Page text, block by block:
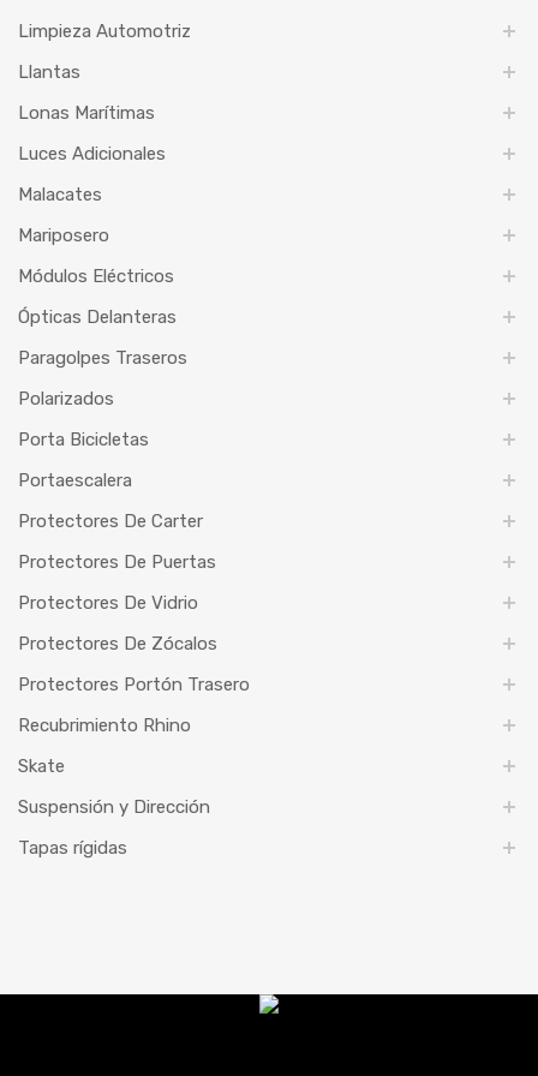
Limpieza Automotriz
Llantas
Lonas Marítimas
Luces Adicionales
Malacates
Mariposero
Módulos Eléctricos
Ópticas Delanteras
Paragolpes Traseros
Polarizados
Porta Bicicletas
Portaescalera
Protectores De Carter
Protectores De Puertas
Protectores De Vidrio
Protectores De Zócalos
Protectores Portón Trasero
Recubrimiento Rhino
Skate
Suspensión y Dirección
Tapas rígidas